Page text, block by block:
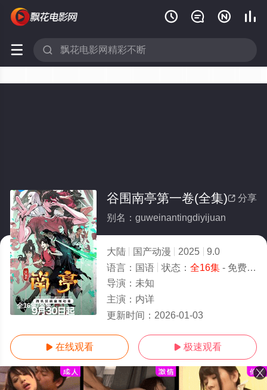
   
 
全16集/全集
 分享
谷围南亭第一卷(全集)
别名：guweinantingdiyijuan
大陆 国产动漫 2025
9.0
语言： 国语 状态： 全16集- 免费在线观看
导演： 未知
主演： 内详
更新时间： 2026-01-03
 在线观看  极速观看